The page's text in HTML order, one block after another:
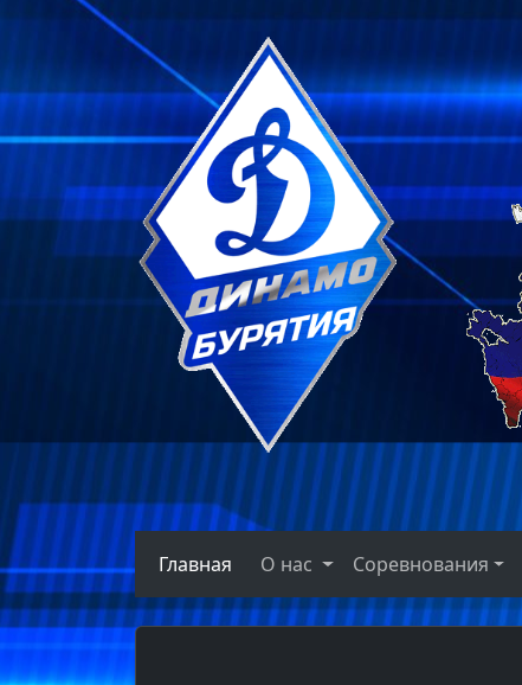
Главная О нас Соревнования